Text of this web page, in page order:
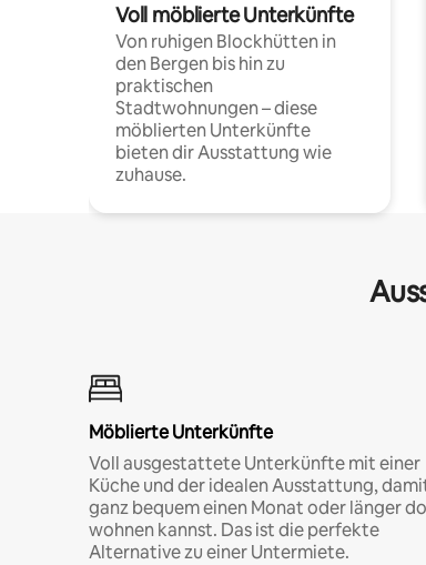
Voll möblierte Unterkünfte
Von ruhigen Blockhütten in
den Bergen bis hin zu
praktischen
Stadtwohnungen – diese
möblierten Unterkünfte
bieten dir Ausstattung wie
zuhause.
Möblierte Unterkünfte
Voll ausgestattete Unterkünfte mit einer
Küche und der idealen Ausstattung,
ganz bequem einen Monat oder länger
wohnen kannst. Das ist die perfekte
Alternative zu einer Untermiete.